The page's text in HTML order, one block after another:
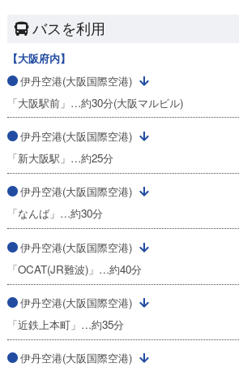
バスを利用
【大阪府内】
伊丹空港(大阪国際空港)
「大阪駅前」…約30分(大阪マルビル)
伊丹空港(大阪国際空港)
「新大阪駅」…約25分
伊丹空港(大阪国際空港)
「なんば」…約30分
伊丹空港(大阪国際空港)
「OCAT(JR難波)」…約40分
伊丹空港(大阪国際空港)
「近鉄上本町」…約35分
伊丹空港(大阪国際空港)